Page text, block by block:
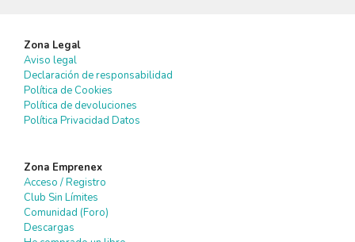
Zona Legal
Aviso legal
Declaración de responsabilidad
Política de Cookies
Política de devoluciones
Política Privacidad Datos
Zona Emprenex
Acceso / Registro
Club Sin Límites
Comunidad (Foro)
Descargas